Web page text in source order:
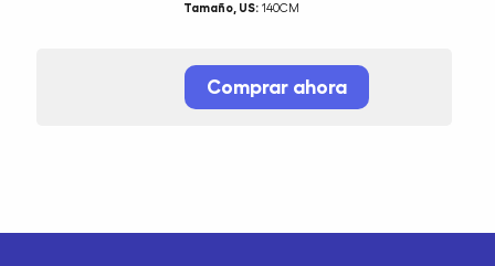
Tamaño, US: 140CM
Comprar ahora